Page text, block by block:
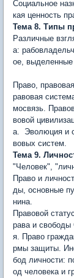
Социальное
кая ценность
Тема 8. Типы
Различные
а:
ое, выделенные
Право,
равовая
мосвязь.
вовой
а. Эволюция и
вовых систем.
Тема 9.
"Человек",
Право и
ды, основные
нина.
Правовой
рава и свободы
я. Право
рмы защиты.
бод личности:
од человека и